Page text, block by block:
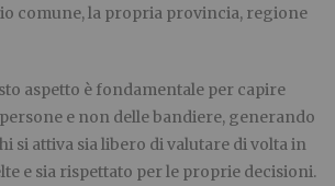
comune, la propria provincia, regione
aspetto è fondamentale per capire
e non delle bandiere, generando
si attiva sia libero di valutare di volta in
e sia rispettato per le proprie decisioni.